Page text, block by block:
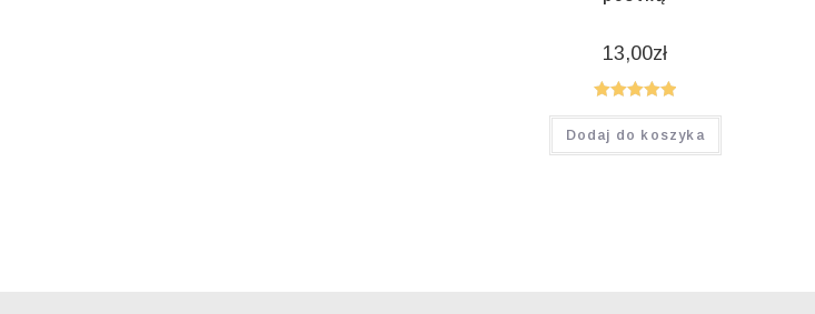
13,00zł
Oceniono
5.00na 5
Dodaj do koszyka